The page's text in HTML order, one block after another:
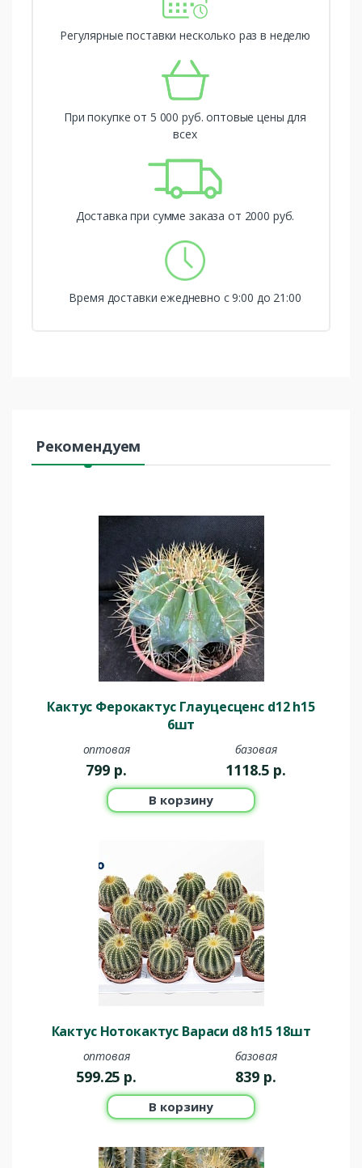
Регулярные поставки несколько раз в неделю
При покупке от 5 000 руб. оптовые цены для
всех
Доставка при сумме заказа от 2000 руб.
Время доставки ежедневно с 9:00 до 21:00
Рекомендуем
Кактус Ферокактус Глауцесценс d12 h15
6шт
оптовая
799 р.
базовая
1118.5 р.
В корзину
Кактус Нотокактус Вараси d8 h15 18шт
оптовая
599.25 р.
базовая
839 р.
В корзину